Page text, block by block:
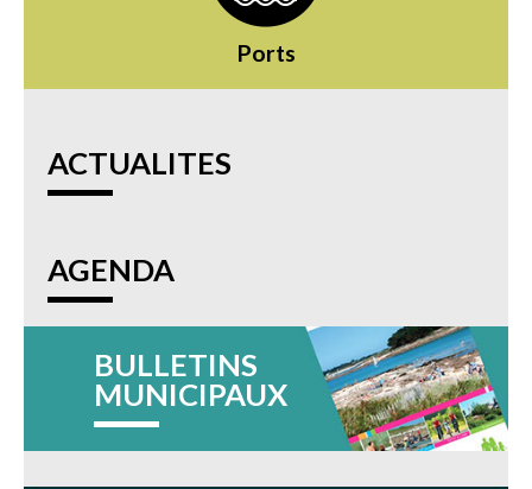
Ports
ACTUALITES
AGENDA
BULLETINS
MUNICIPAUX